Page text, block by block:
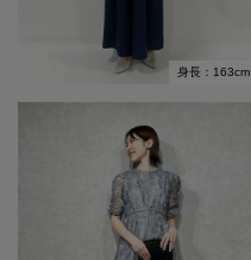
身長：163cm